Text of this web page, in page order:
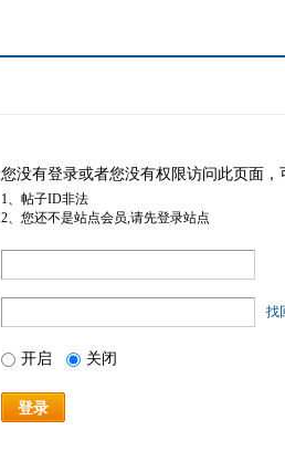
您没有登录或者您没有权限访问此页面
1、帖子ID非法
2、您还不是站点会员,请先登录站点
找
开启 关闭
登录